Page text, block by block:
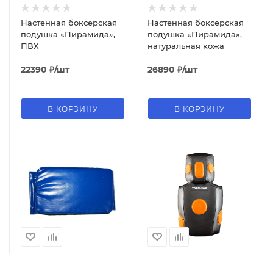
Настенная боксерская
подушка «Пирамида»,
ПВХ
22390 ₽/шт
В КОРЗИНУ
Настенная боксерская
подушка «Пирамида»,
натуральная кожа
26890 ₽/шт
В КОРЗИНУ